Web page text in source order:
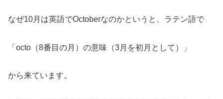
なぜ10月は英語でOctoberなのかというと、ラテン語で
「octo（8番目の月）の意味（3月を初月として）」
から来ています。